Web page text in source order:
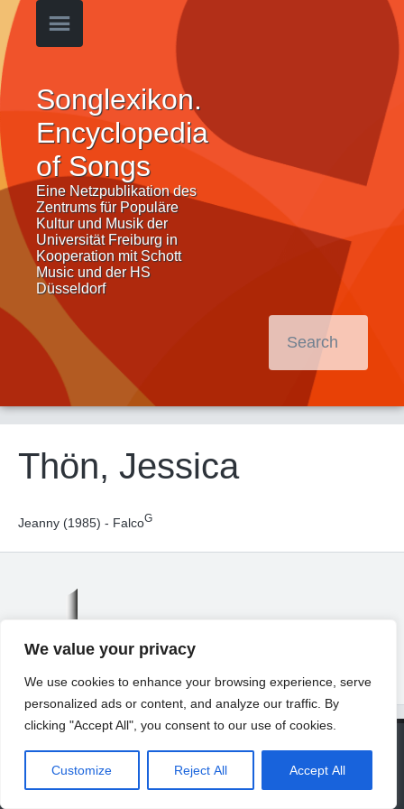
We value your privacy
We use cookies to enhance your browsing experience, serve
personalized ads or content, and analyze our traffic. By
clicking "Accept All", you consent to our use of cookies.
Customize Reject All Accept All
Songlexikon.
Encyclopedia
of Songs
Eine Netzpublikation des
Zentrums für Populäre
Kultur und Musik der
Universität Freiburg in
Kooperation mit Schott
Music und der HS
Düsseldorf
Thön, Jessica
Jeanny (1985) - FalcoG
© 2026 Universität Freiburg
About Contact Privacy Declaration Legal Notice